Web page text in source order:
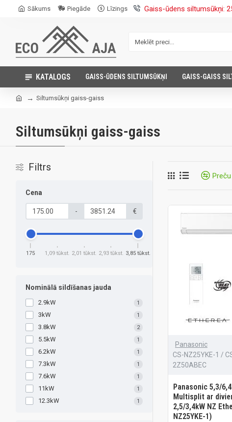
Sākums Piegāde Līzings Gaiss-ūdens siltumsūkņi:
KATALOGS GAISS-ŪDENS SILTUMSŪKŅI GAISS-GAISS
Siltumsūkņi gaiss-gaiss
Siltumsūkņi gaiss-gaiss
Filtrs
Cena
- €
175 1,09 tūkst. 2,01 tūkst. 2,93 tūkst. 3,85 tūkst.
Nominālā sildīšanas jauda
2.9kW 1
3kW 1
3.8kW 2
5.5kW 1
6.2kW 1
7.3kW 1
7.6kW 1
11kW 1
12.3kW 1
Panasonic
CS-NZ25YKE-1 /
2Z50ABEC
Panasonic 5,3/
Multisplit ar
2,5/3,4kW NZ
NZ25YKE-1)